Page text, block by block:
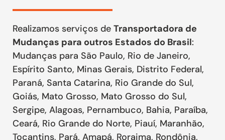
Realizamos serviços de Transportadora de
Mudanças para outros Estados do Brasil:
Mudanças para São Paulo, Rio de Janeiro,
Espírito Santo, Minas Gerais, Distrito Federal,
Paraná, Santa Catarina, Rio Grande do Sul,
Goiás, Mato Grosso, Mato Grosso do Sul,
Sergipe, Alagoas, Pernambuco, Bahia, Paraíba,
Ceará, Rio Grande do Norte, Piauí, Maranhão,
Tocantins, Pará, Amapá, Roraima, Rondônia,